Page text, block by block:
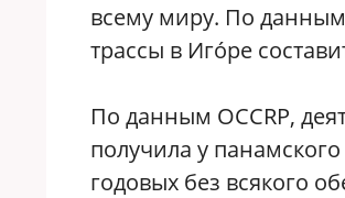
всему миру. По данным
трассы в Игóре
По данным OCCRP,
получила у
годовых без всякого